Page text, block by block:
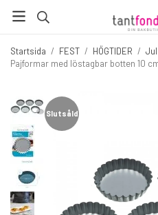
Startsida / FEST / HÖGTIDER / Jul
Pajformar med löstagbar botten 10
Slutsåld